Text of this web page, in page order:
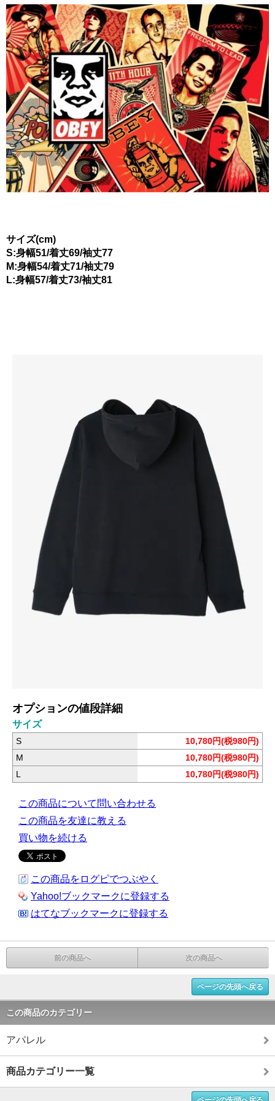
サイズ(cm)
S:身幅51/着丈69/袖丈77
M:身幅54/着丈71/袖丈79
L:身幅57/着丈73/袖丈81
オプションの値段詳細
サイズ
S
10,780円(税980円)
M
10,780円(税980円)
L
10,780円(税980円)
この商品について問い合わせる
この商品を友達に教える
買い物を続ける
この商品をログピでつぶやく
Yahoo!ブックマークに登録する
はてなブックマークに登録する
前の商品へ 次の商品へ
ページの先頭へ戻る
この商品のカテゴリー
アパレル
商品カテゴリー一覧